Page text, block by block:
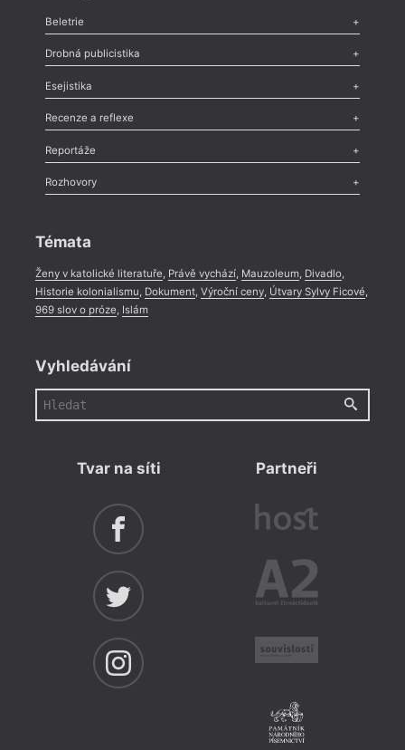
Beletrie
Poezie,Próza,Dokumenty
Drobná publicistika
Odlesk
Nekrolog,Glosa,Sloupek,Pozvánka,Literární soutěž,
Esejistika
Esej , Pádlo,Úvaha
Recenze a reflexe
Recenze
Méně slov o próze,Celá rubrika
Reportáže
Literární zítřky
Celá rubrika
Rozhovory
Témata
Ženy v katolické literatuře, Právě vychází, Mauzoleum, Divadlo,
Historie kolonialismu, Dokument, Výroční ceny, Útvary Sylvy Ficové,
969 slov o próze, Islám
Vyhledávání
Tvar na síti Partneři